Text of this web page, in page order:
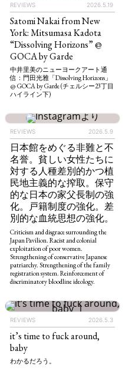
REVIEWS 2026.5.19
Satomi Nakai from New
York: Mitsumasa Kadota
“Dissolving Horizons” @
GOCA by Garde
中井里美のニューヨークアート通
信：門田光雅「Dissolving Horizons」
@ GOCA by Garde (チェルシー23丁目
ハイライン下)
REVIEWS 2026.5.9
日本館をめぐる非難と不
名誉。貧しい女性たちに
対する人種差別的かつ植
民地主義的な搾取。保守
的な日本の家父長制の強
化。戸籍制度の強化。差
別的な血統思想の強化。
Criticism and disgrace surrounding the
Japan Pavilion. Racist and colonial
exploitation of poor women.
Strengthening of conservative Japanese
patriarchy. Strengthening of the family
registration system. Reinforcement of
discriminatory bloodline ideology.
REVIEWS 2026.5.3
it’s time to fuck around,
baby
わかるだろう。